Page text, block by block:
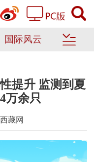
国际风云
提升 监测到夏
万余只
藏网